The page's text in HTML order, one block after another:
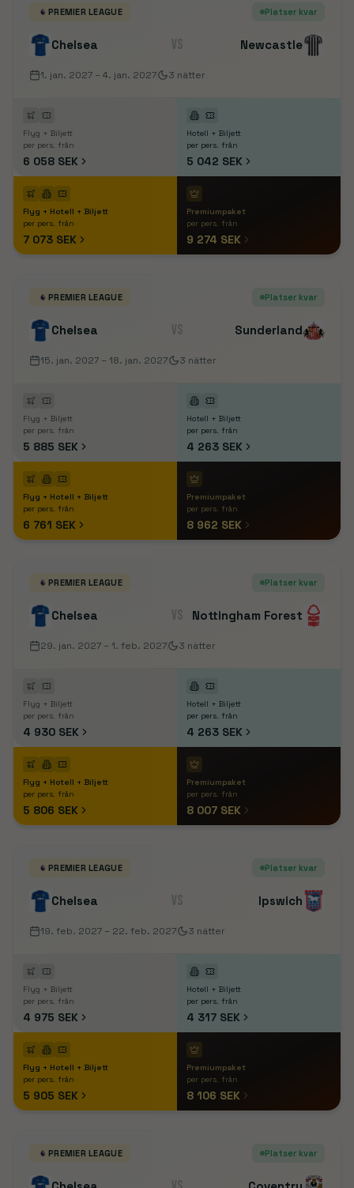
PREMIER LEAGUE Platser kvar
Chelsea VS Newcastle
1. jan. 2027 – 4. jan. 2027 3 nätter
Flyg + Biljett
per pers. från
6 058 SEK
Hotell + Biljett
per pers. från
5 042 SEK
Flyg + Hotell + Biljett
per pers. från
7 073 SEK
Premiumpaket
per pers. från
9 274 SEK
PREMIER LEAGUE Platser kvar
Chelsea VS Sunderland
15. jan. 2027 – 18. jan. 2027 3 nätter
Flyg + Biljett
per pers. från
5 885 SEK
Hotell + Biljett
per pers. från
4 263 SEK
Flyg + Hotell + Biljett
per pers. från
6 761 SEK
Premiumpaket
per pers. från
8 962 SEK
PREMIER LEAGUE Platser kvar
Chelsea VS Nottingham Forest
29. jan. 2027 – 1. feb. 2027 3 nätter
Flyg + Biljett
per pers. från
4 930 SEK
Hotell + Biljett
per pers. från
4 263 SEK
Flyg + Hotell + Biljett
per pers. från
5 806 SEK
Premiumpaket
per pers. från
8 007 SEK
PREMIER LEAGUE Platser kvar
Chelsea VS Ipswich
19. feb. 2027 – 22. feb. 2027 3 nätter
Flyg + Biljett
per pers. från
4 975 SEK
Hotell + Biljett
per pers. från
4 317 SEK
Flyg + Hotell + Biljett
per pers. från
5 905 SEK
Premiumpaket
per pers. från
8 106 SEK
PREMIER LEAGUE Platser kvar